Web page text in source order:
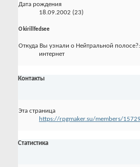
Дата рождения
18.09.2002 (23)
О kirillfedsee
Откуда Вы узнали о Нейтральной полосе?:
интернет
Контакты
Эта страница
https://rpgmaker.su/members/
Статистика